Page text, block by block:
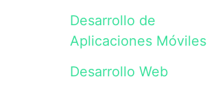
datos
serán
incluidos
Desarrollo de
Aplicaciones Móviles
Desarrollo Web